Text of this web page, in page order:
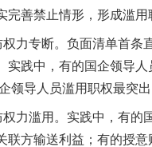
完善禁止情形，形成滥
专断。负面清单首条
实践中，有的国企领导
领导人员滥用职权最突出
力滥用。实践中，有的
联方输送利益；有的授